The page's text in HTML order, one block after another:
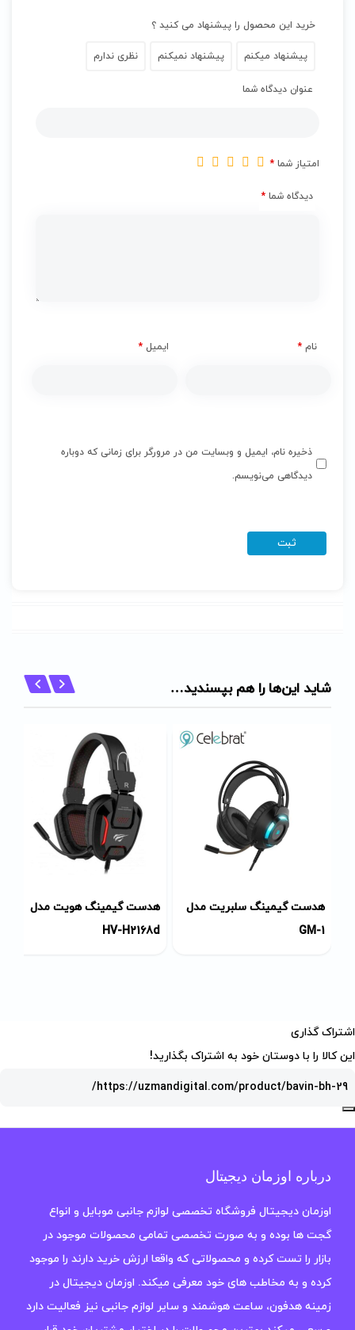
خرید این محصول را پیشنهاد می کنید ؟
پیشنهاد میکنم پیشنهاد نمیکنم نظری ندارم
عنوان دیدگاه شما
امتیاز شما *
دیدگاه شما *
نام * ایمیل *
ذخیره نام، ایمیل و وبسایت من در مرورگر برای زمانی که دوباره
دیدگاهی می‌نویسم.
شاید این‌ها را هم بپسندید…
هدست گیمینگ سلبریت مدل
GM-1
هدست گیمینگ هویت مدل
HV-H2168d
اشتراک ‌گذاری
این کالا را با دوستان خود به اشتراک بگذارید!
درباره اوزمان دیجیتال
اوزمان دیجیتال فروشگاه تخصصی لوازم جانبی موبایل و انواع
گجت ها بوده و به صورت تخصصی تمامی محصولات موجود در
بازار را تست کرده و محصولاتی که واقعا ارزش خرید دارند را موجود
کرده و به مخاطب های خود معرفی میکند. اوزمان دیجیتال در
زمینه هدفون، ساعت هوشمند و سایر لوازم جانبی نیز فعالیت دارد